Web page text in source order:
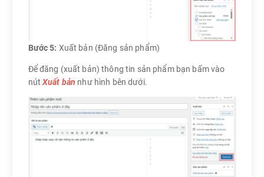
Bước 5: Xuất bản (Đăng sản phẩm)
Để đăng (xuất bản) thông tin sản phẩm bạn bấm vào
nútXuất bản như hình bên dưới.